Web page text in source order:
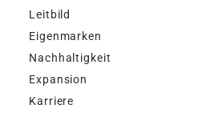
Leitbild
Eigenmarken
Nachhaltigkeit
Expansion
Karriere